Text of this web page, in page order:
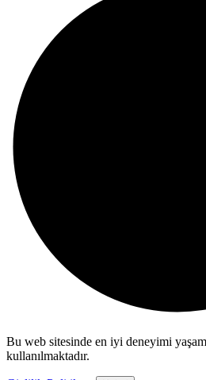
Bu web sitesinde en iyi deneyimi
kullanılmaktadır.